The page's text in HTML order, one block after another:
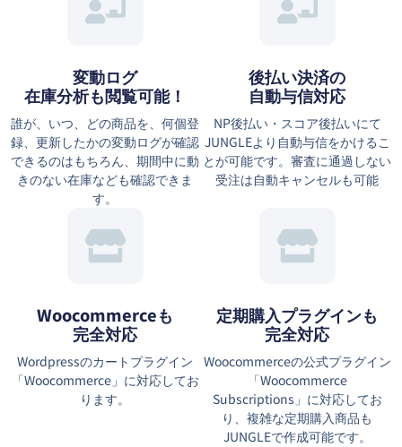
変動ログ
在庫分析も閲覧可能！
誰が、いつ、どの商品を、何個登
録、更新したかの変動ログが確認
できるのはもちろん、期間中に動
きのない在庫なども確認できま
す。
後払い決済の
自動与信対応
NP後払い・スコア後払いにて
JUNGLEより自動与信をかけるこ
とが可能です。審査に通過しない
受注は自動キャンセルも可能
Woocommerceも
完全対応
Wordpressのカートプラグイン
「Woocommerce」に対応してお
ります。
定期購入プラグインも
完全対応
Woocommerceの公式プラグイン
「Woocommerce
Subscriptions」に対応してお
り、複雑な定期購入商品も
JUNGLEで作成可能です。